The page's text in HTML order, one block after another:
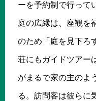
ーを予約制で行って
庭の広縁は、座観を
のため「庭を見下ろ
荘にもガイドツアー
がまるで家の主のよ
る。訪問客は彼らに